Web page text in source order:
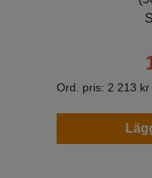
Ord. pris: 2 213 kr